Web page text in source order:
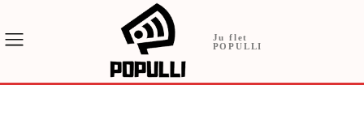
Ju flet
POPULLI